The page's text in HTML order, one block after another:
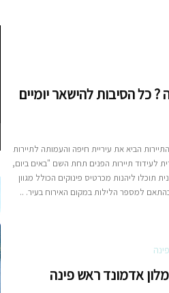
כל הסיבות להישאר יומיים
הביא את עיריית חיפה והעמותה לתיירות
לעידוד תיירות הפנים תחת השם "באים ביום,
תוכלו ליהנות מכרטיס פינוקים הכולל מגוון
בהתאם למספר הלילות במקום האירוח בעיר. ..
אדמונד ראש פינה